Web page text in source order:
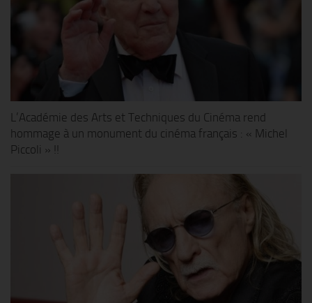
L’Académie des Arts et Techniques du Cinéma rend
hommage à un monument du cinéma français : « Michel
Piccoli » !!